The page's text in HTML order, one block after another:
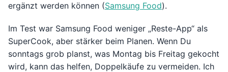
ergänzt werden können (Samsung Food).
Im Test war Samsung Food weniger „Reste-App“ als
SuperCook, aber stärker beim Planen. Wenn Du
sonntags grob planst, was Montag bis Freitag gekocht
wird, kann das helfen, Doppelkäufe zu vermeiden. Ich